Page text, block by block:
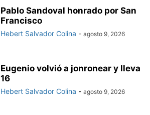
Pablo Sandoval honrado por San
Francisco
Hebert Salvador Colina - agosto 9, 2026
Eugenio volvió a jonronear y lleva
16
Hebert Salvador Colina - agosto 9, 2026